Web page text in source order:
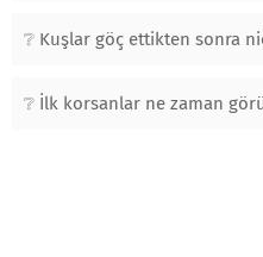
Kuşlar göç ettikten sonra
İlk korsanlar ne zaman